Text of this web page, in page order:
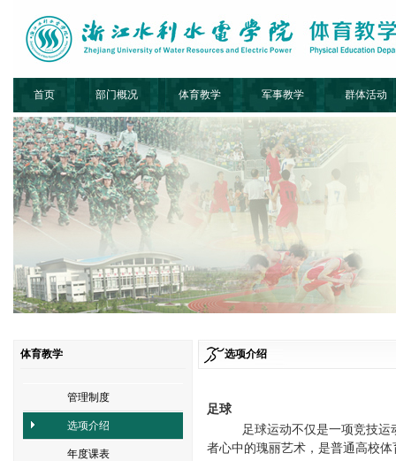
首页 部门概况 体育教学 军事教学 群体活动
体育教学
管理制度
选项介绍
年度课表
选项介绍
足球
足球运动不仅是一项竞技
者心中的瑰丽艺术，是普通高校